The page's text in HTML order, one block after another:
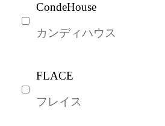
CondeHouse
カンディハウス
FLACE
フレイス